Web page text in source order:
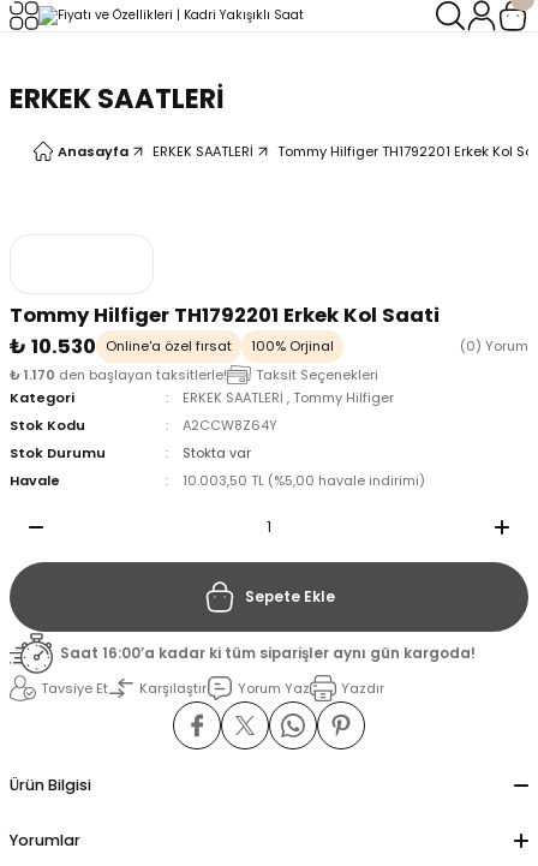
ERKEK SAATLERİ
Anasayfa ERKEK SAATLERİ Tommy Hilfiger TH1792201 Erkek Kol
Tommy Hilfiger TH1792201 Erkek Kol Saati
₺ 10.530
Online'a özel fırsat 100% Orjinal
(0) Yorum
₺ 1.170 den başlayan taksitlerle!
Taksit Seçenekleri
Kategori
ERKEK SAATLERİ ,Tommy Hilfiger
Stok Kodu
A2CCW8Z64Y
Stok Durumu
Stokta var
Havale
10.003,50 TL (%5,00 havale indirimi)
Sepete Ekle
Saat 16:00’a kadar ki tüm siparişler aynı gün kargoda!
Tavsiye Et
Karşılaştır Yorum Yaz Yazdır
Ürün Bilgisi
Yorumlar
Geri Dön
Geri Dön